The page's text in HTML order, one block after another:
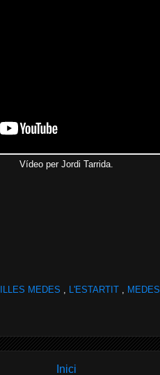
Vídeo per Jordi Tarrida.
ILLES MEDES L'ESTARTIT MEDES
Inici